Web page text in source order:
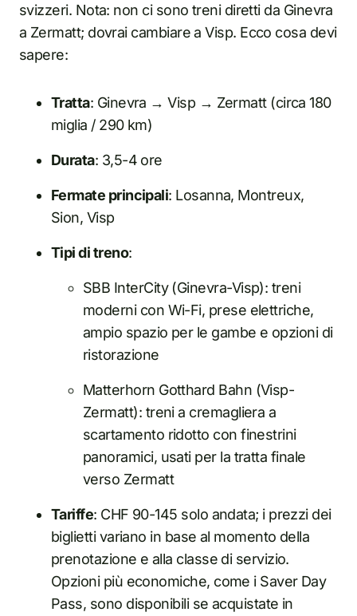
svizzeri. Nota: non ci sono treni diretti da Ginevra
a Zermatt; dovrai cambiare a Visp. Ecco cosa devi
sapere:
Tratta: Ginevra → Visp → Zermatt (circa 180
miglia / 290 km)
Durata: 3,5-4 ore
Fermate principali: Losanna, Montreux,
Sion, Visp
Tipi di treno:
SBB InterCity (Ginevra-Visp): treni
moderni con Wi-Fi, prese elettriche,
ampio spazio per le gambe e opzioni di
ristorazione
Matterhorn Gotthard Bahn (Visp-
Zermatt): treni a cremagliera a
scartamento ridotto con finestrini
panoramici, usati per la tratta finale
verso Zermatt
Tariffe: CHF 90-145 solo andata; i prezzi dei
biglietti variano in base al momento della
prenotazione e alla classe di servizio.
Opzioni più economiche, come i Saver Day
Pass, sono disponibili se acquistate in